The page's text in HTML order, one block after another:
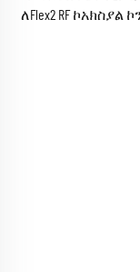
ለFlex2 RF